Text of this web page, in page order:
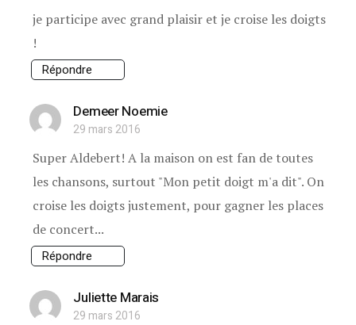
je participe avec grand plaisir et je croise les doigts
!
Répondre
Demeer Noemie
29 mars 2016
Super Aldebert! A la maison on est fan de toutes
les chansons, surtout "Mon petit doigt m'a dit". On
croise les doigts justement, pour gagner les places
de concert...
Répondre
Juliette Marais
29 mars 2016